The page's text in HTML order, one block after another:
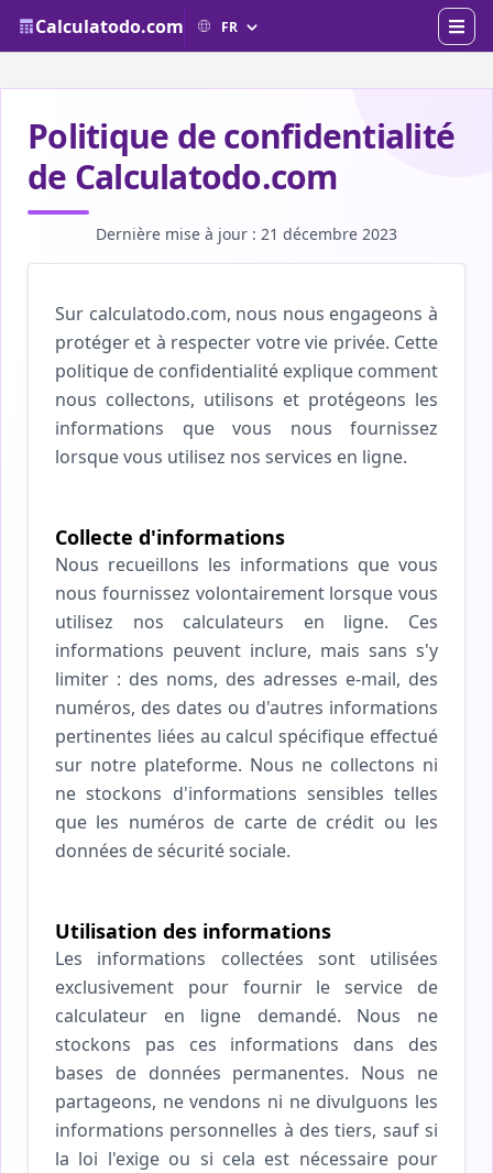
Calculatodo.com
Politique de confidentialité
de Calculatodo.com
Dernière mise à jour : 21 décembre 2023
Sur calculatodo.com, nous nous engageons à
protéger et à respecter votre vie privée. Cette
politique de confidentialité explique comment
nous collectons, utilisons et protégeons les
informations que vous nous fournissez
lorsque vous utilisez nos services en ligne.
Collecte d'informations
Nous recueillons les informations que vous
nous fournissez volontairement lorsque vous
utilisez nos calculateurs en ligne. Ces
informations peuvent inclure, mais sans s'y
limiter : des noms, des adresses e-mail, des
numéros, des dates ou d'autres informations
pertinentes liées au calcul spécifique effectué
sur notre plateforme. Nous ne collectons ni
ne stockons d'informations sensibles telles
que les numéros de carte de crédit ou les
données de sécurité sociale.
Utilisation des informations
Les informations collectées sont utilisées
exclusivement pour fournir le service de
calculateur en ligne demandé. Nous ne
stockons pas ces informations dans des
bases de données permanentes. Nous ne
partageons, ne vendons ni ne divulguons les
informations personnelles à des tiers, sauf si
la loi l'exige ou si cela est nécessaire pour